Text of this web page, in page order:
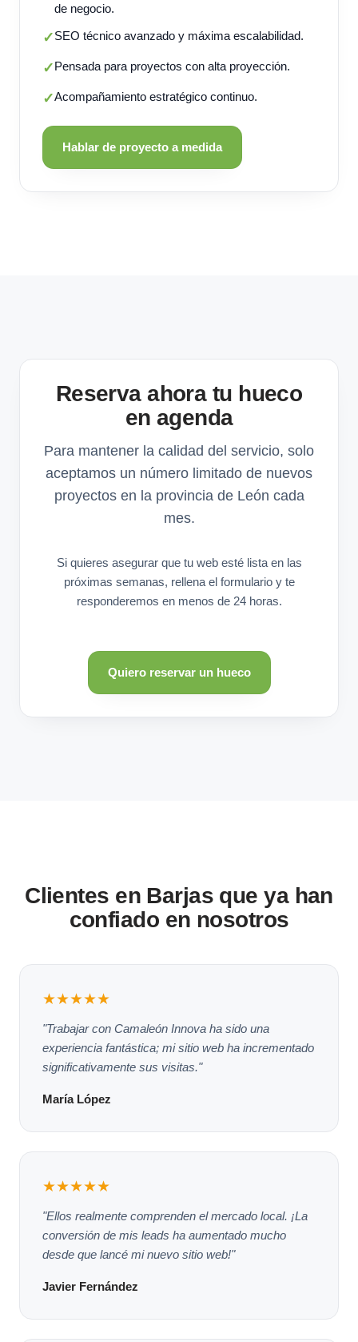
de negocio.
✓SEO técnico avanzado y máxima escalabilidad.
✓Pensada para proyectos con alta proyección.
✓Acompañamiento estratégico continuo.
Hablar de proyecto a medida
Reserva ahora tu hueco
en agenda
Para mantener la calidad del servicio, solo
aceptamos un número limitado de nuevos
proyectos en la provincia de León cada
mes.
Si quieres asegurar que tu web esté lista en las
próximas semanas, rellena el formulario y te
responderemos en menos de 24 horas.
Quiero reservar un hueco
Clientes en Barjas que ya han
confiado en nosotros
★★★★★
"Trabajar con Camaleón Innova ha sido una
experiencia fantástica; mi sitio web ha incrementado
significativamente sus visitas."
María López
★★★★★
"Ellos realmente comprenden el mercado local. ¡La
conversión de mis leads ha aumentado mucho
desde que lancé mi nuevo sitio web!"
Javier Fernández